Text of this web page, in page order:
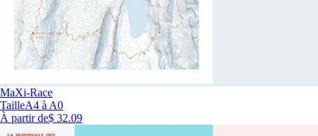
MaXi-Race
TailleA4 à A0
À partir de$ 32.09